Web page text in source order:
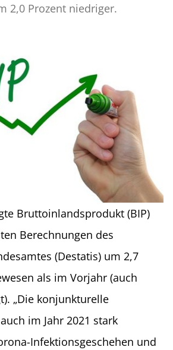
2,0 Prozent niedriger.
Bruttoinlandsprodukt (BIP)
Berechnungen des
(Destatis) um 2,7
als im Vorjahr (auch
„Die konjunkturelle
im Jahr 2021 stark
Infektionsgeschehen und